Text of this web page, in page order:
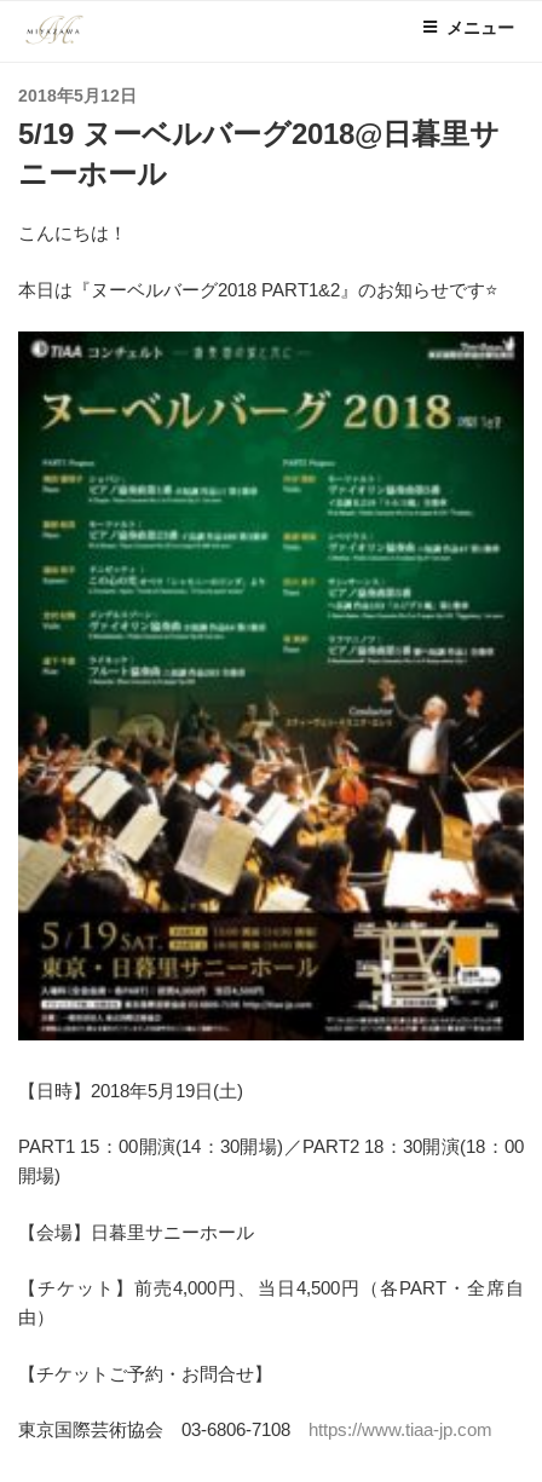
メニュー
投
稿
日:
2018年5月12日
5/19 ヌーベルバーグ2018@日暮里サ
ニーホール
こんにちは！
本日は『ヌーベルバーグ2018 PART1&2』のお知らせです⭐
【日時】2018年5月19日(土)
PART1 15：00開演(14：30開場)／PART2 18：30開演(18：00
開場)
【会場】日暮里サニーホール
【チケット】前売4,000円、当日4,500円（各PART・全席自
由）
【チケットご予約・お問合せ】
東京国際芸術協会 03-6806-7108 https://www.tiaa-jp.com